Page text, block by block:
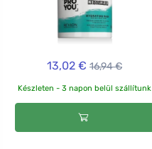
13,02 € 16,94 €
Készleten - 3 napon belül szállítunk